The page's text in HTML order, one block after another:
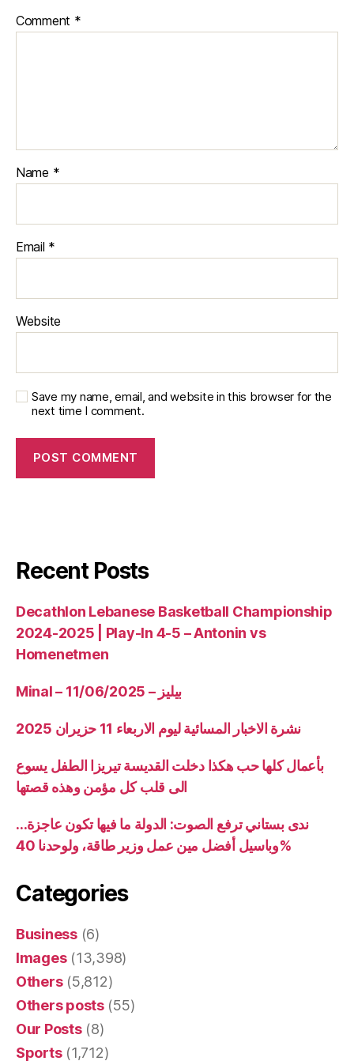
Comment *
Name *
Email *
Website
Save my name, email, and website in this browser for the
next time I comment.
Recent Posts
Decathlon Lebanese Basketball Championship
2024-2025 | Play-In 4-5 – Antonin vs
Homenetmen
Minal – 11/06/2025 – بيليز
نشرة الاخبار المسائية ليوم الاربعاء 11 حزيران 2025
بأعمال كلها حب هكذا دخلت القديسة تيريزا الطفل يسوع
الى قلب كل مؤمن وهذه قصتها
ندى بستاني ترفع الصوت: الدولة ما فيها تكون عاجزة…
وباسيل أفضل مين عمل وزير طاقة، ولوحدنا 40%
Categories
Business(6)
Images(13,398)
Others(5,812)
Others posts(55)
Our Posts(8)
Sports(1,712)